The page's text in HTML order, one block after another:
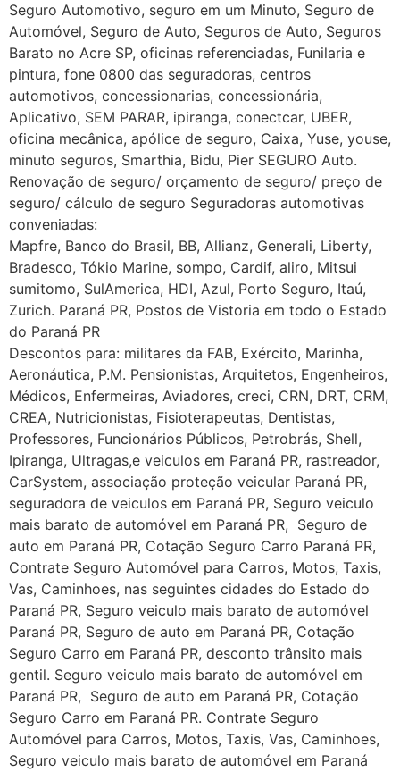
Seguro Automotivo, seguro em um Minuto, Seguro de
Automóvel, Seguro de Auto, Seguros de Auto, Seguros
Barato no Acre SP, oficinas referenciadas, Funilaria e
pintura, fone 0800 das seguradoras, centros
automotivos, concessionarias, concessionária,
Aplicativo, SEM PARAR, ipiranga, conectcar, UBER,
oficina mecânica, apólice de seguro, Caixa, Yuse, youse,
minuto seguros, Smarthia, Bidu, Pier SEGURO Auto.
Renovação de seguro/ orçamento de seguro/ preço de
seguro/ cálculo de seguro Seguradoras automotivas
conveniadas:
Mapfre, Banco do Brasil, BB, Allianz, Generali, Liberty,
Bradesco, Tókio Marine, sompo, Cardif, aliro, Mitsui
sumitomo, SulAmerica, HDI, Azul, Porto Seguro, Itaú,
Zurich. Paraná PR, Postos de Vistoria em todo o Estado
do Paraná PR
Descontos para: militares da FAB, Exército, Marinha,
Aeronáutica, P.M. Pensionistas, Arquitetos, Engenheiros,
Médicos, Enfermeiras, Aviadores, creci, CRN, DRT, CRM,
CREA, Nutricionistas, Fisioterapeutas, Dentistas,
Professores, Funcionários Públicos, Petrobrás, Shell,
Ipiranga, Ultragas,e veiculos em Paraná PR, rastreador,
CarSystem, associação proteção veicular Paraná PR,
seguradora de veiculos em Paraná PR, Seguro veiculo
mais barato de automóvel em Paraná PR, Seguro de
auto em Paraná PR, Cotação Seguro Carro Paraná PR,
Contrate Seguro Automóvel para Carros, Motos, Taxis,
Vas, Caminhoes, nas seguintes cidades do Estado do
Paraná PR, Seguro veiculo mais barato de automóvel
Paraná PR, Seguro de auto em Paraná PR, Cotação
Seguro Carro em Paraná PR, desconto trânsito mais
gentil. Seguro veiculo mais barato de automóvel em
Paraná PR, Seguro de auto em Paraná PR, Cotação
Seguro Carro em Paraná PR. Contrate Seguro
Automóvel para Carros, Motos, Taxis, Vas, Caminhoes,
Seguro veiculo mais barato de automóvel em Paraná